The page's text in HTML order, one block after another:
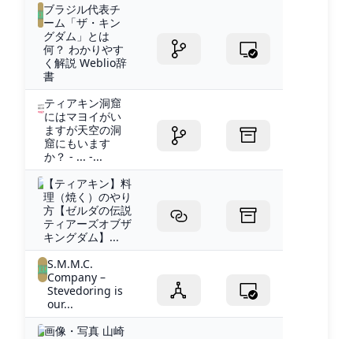
ブラジル代表チ
ーム「ザ・キン
グダム」とは
何？ わかりやす
く解説 Weblio辞
書
ティアキン洞窟
にはマヨイがい
ますが天空の洞
窟にもいます
か？ - ... -...
【ティアキン】料
理（焼く）のやり
方【ゼルダの伝説
ティアーズオブザ
キングダム】...
S.M.M.C.
Company –
Stevedoring is
our...
画像・写真 山崎